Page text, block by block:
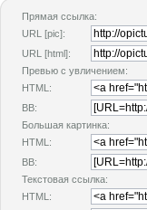
Прямая ссылка:
URL [pic]:
URL [html]:
Превью с увличением:
HTML:
BB:
Большая картинка:
HTML:
BB:
Текстовая ссылка:
HTML: